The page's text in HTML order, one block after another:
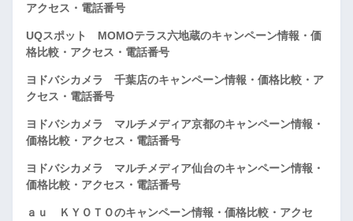
アクセス・電話番号
UQスポット MOMOテラス六地蔵のキャンペーン情報・価
格比較・アクセス・電話番号
ヨドバシカメラ 千葉店のキャンペーン情報・価格比較・ア
クセス・電話番号
ヨドバシカメラ マルチメディア京都のキャンペーン情報・
価格比較・アクセス・電話番号
ヨドバシカメラ マルチメディア仙台のキャンペーン情報・
価格比較・アクセス・電話番号
ａｕ ＫＹＯＴＯのキャンペーン情報・価格比較・アクセ